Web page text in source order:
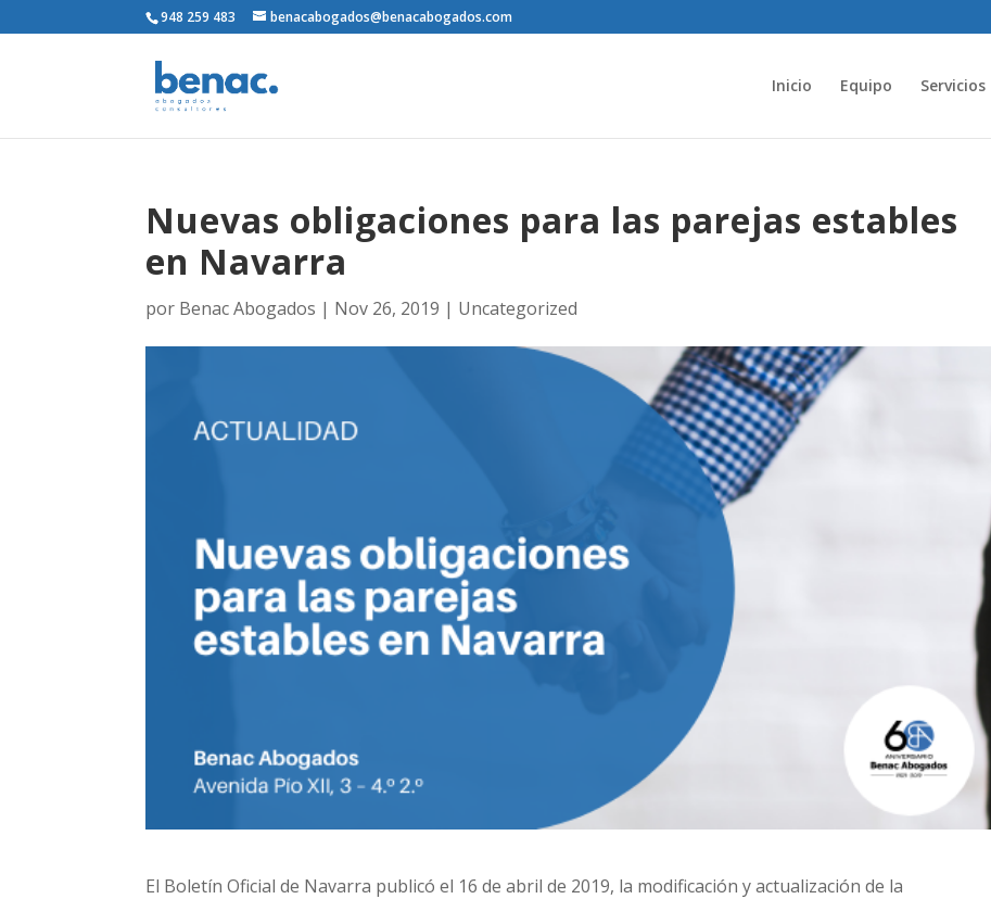
948 259 483 benacabogados@benacabogados.com
Inicio Equipo Servicios
Nuevas obligaciones para las parejas estables
en Navarra
por Benac Abogados | Nov 26, 2019 | Uncategorized
El Boletín Oficial de Navarra publicó el 16 de abril de 2019, la modificación y actualización de la